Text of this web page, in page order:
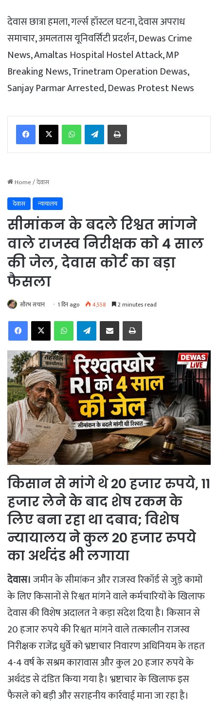
देवास छात्रा हमला, गर्ल्स हॉस्टल घटना, देवास अपराध
समाचार, अमलतास यूनिवर्सिटी प्रदर्शन, Dewas Crime
News, Amaltas Hospital Hostel Attack, MP
Breaking News, Trinetram Operation Dewas,
Sanjay Parmar Arrested, Dewas Protest News
WhatsAppTelegramPrint